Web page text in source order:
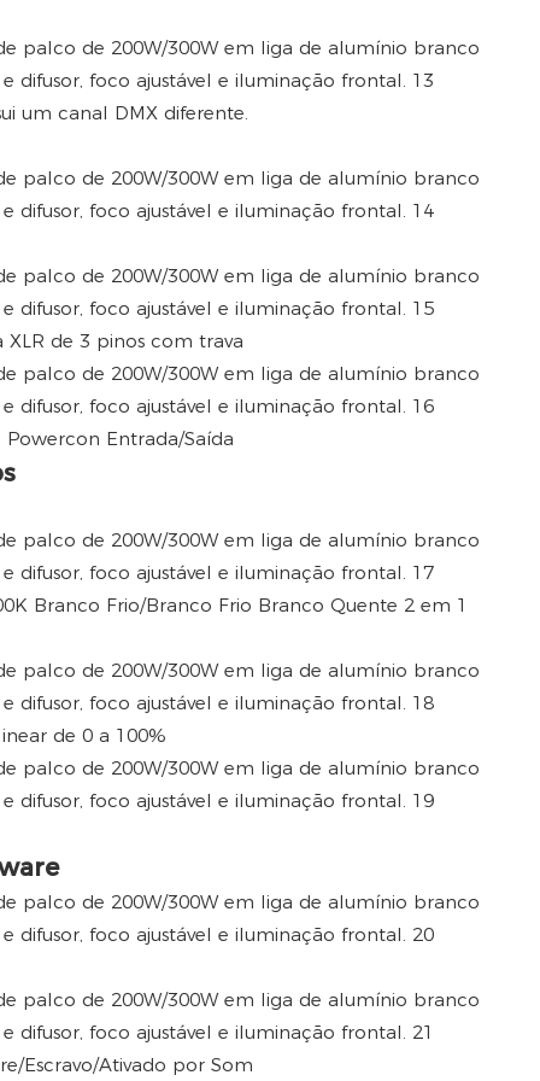
um canal DMX diferente.
XLR de 3 pinos com trava
Entrada/Saída
Branco Frio/Branco Frio Branco Quente 2 em 1
de 0 a 100%
Escravo/Ativado por Som